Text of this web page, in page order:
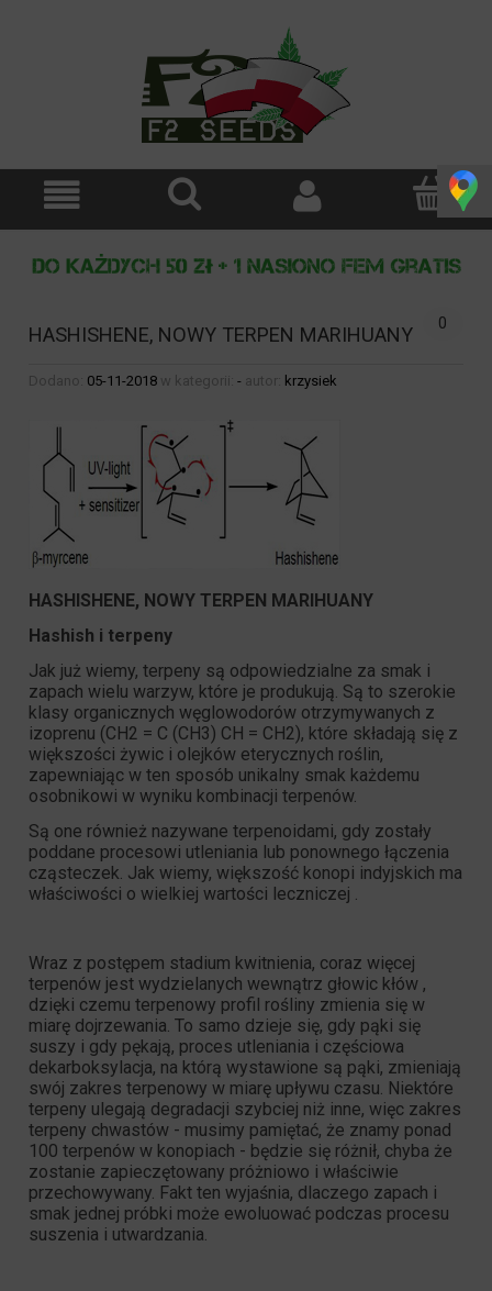
HASHISHENE, NOWY TERPEN MARIHUANY 0
Dodano: 05-11-2018 w kategorii: - autor: krzysiek
HASHISHENE, NOWY TERPEN MARIHUANY
Hashish i terpeny
Jak już wiemy, terpeny są odpowiedzialne za smak i
zapach wielu warzyw, które je produkują. Są to szerokie
klasy organicznych węglowodorów otrzymywanych z
izoprenu (CH2 = C (CH3) CH = CH2), które składają się z
większości żywic i olejków eterycznych roślin,
zapewniając w ten sposób unikalny smak każdemu
osobnikowi w wyniku kombinacji terpenów.
Są one również nazywane terpenoidami, gdy zostały
poddane procesowi utleniania lub ponownego łączenia
cząsteczek. Jak wiemy, większość konopi indyjskich ma
właściwości o wielkiej wartości leczniczej .
Wraz z postępem stadium kwitnienia, coraz więcej
terpenów jest wydzielanych wewnątrz głowic kłów ,
dzięki czemu terpenowy profil rośliny zmienia się w
miarę dojrzewania. To samo dzieje się, gdy pąki się
suszy i gdy pękają, proces utleniania i częściowa
dekarboksylacja, na którą wystawione są pąki, zmieniają
swój zakres terpenowy w miarę upływu czasu. Niektóre
terpeny ulegają degradacji szybciej niż inne, więc zakres
terpeny chwastów - musimy pamiętać, że znamy ponad
100 terpenów w konopiach - będzie się różnił, chyba że
zostanie zapieczętowany próżniowo i właściwie
przechowywany. Fakt ten wyjaśnia, dlaczego zapach i
smak jednej próbki może ewoluować podczas procesu
suszenia i utwardzania.